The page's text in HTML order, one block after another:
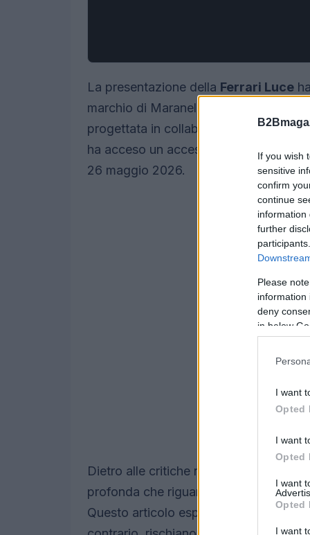
If you wish
sensitive
confirm
continue
information
further
Please
information
deny
in below
I want
Opted
I want
Opted
I want
Opted
I want
La presentazione della Ferrari Luce
marchio di Maranello: un’auto
progettata in collaborazione con lo
ha acceso un acceso dibattito
26 maggio 2026.
Dietro alle critiche non c’è solo il
profonda che riguarda il rapporto tra
Questo articolo esplora perché certe